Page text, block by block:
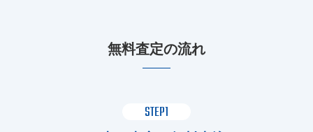
無料査定の流れ
STEP1